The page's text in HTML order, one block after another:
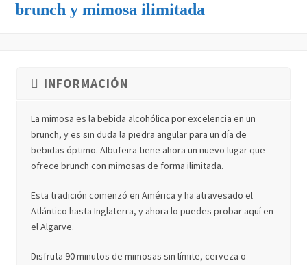
brunch y mimosa ilimitada
INFORMACIÓN
La mimosa es la bebida alcohólica por excelencia en un
brunch, y es sin duda la piedra angular para un día de
bebidas óptimo. Albufeira tiene ahora un nuevo lugar que
ofrece brunch con mimosas de forma ilimitada.
Esta tradición comenzó en América y ha atravesado el
Atlántico hasta Inglaterra, y ahora lo puedes probar aquí en
el Algarve.
Disfruta 90 minutos de mimosas sin límite, cerveza o